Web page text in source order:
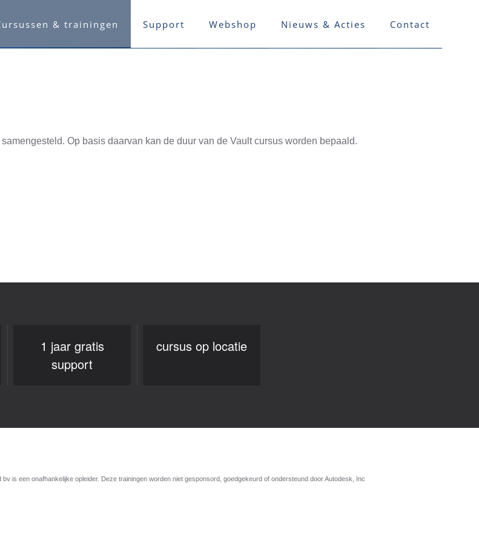
& trainingen Support Webshop Nieuws & Acties Contact
Op basis daarvan kan de duur van de Vault cursus worden bepaald.
1 jaar gratis
support
cursus op locatie
een onafhankelijke opleider. Deze trainingen worden niet gesponsord, goedgekeurd of ondersteund door Autodesk, Inc